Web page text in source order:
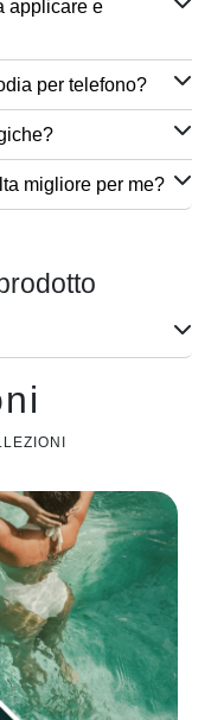
applicare e
per telefono?
migliore per me?